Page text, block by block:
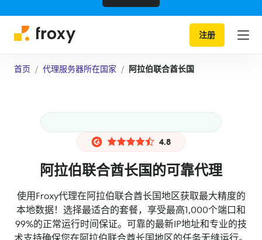
注册
首页 代理服务器所在国家 阿拉伯联合酋长国
4.8
阿拉伯联合酋长国的可靠代理
使用Froxy代理在阿拉伯联合酋长国地区获取最大精度的
本地数据！选择最适合的套餐，享受最高1,000个端口和
99%的正常运行时间保证。可靠的最新IP地址和专业的技